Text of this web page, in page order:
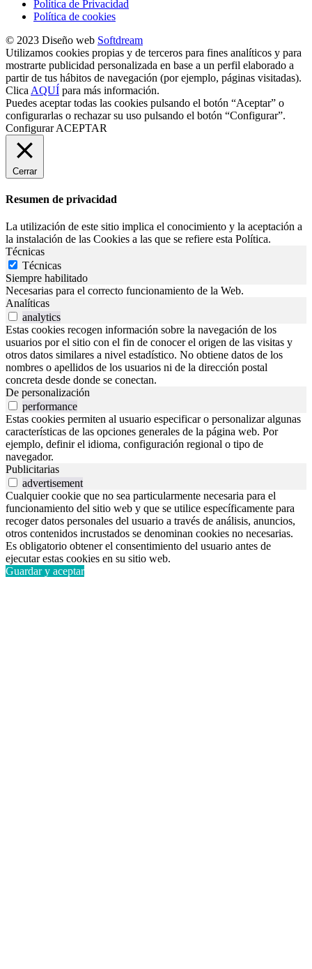
Política de Privacidad
Política de cookies
© 2023 Diseño web Softdream
Utilizamos cookies propias y de terceros para fines analíticos y para
mostrarte publicidad personalizada en base a un perfil elaborado a
partir de tus hábitos de navegación (por ejemplo, páginas visitadas).
Clica AQUÍ para más información.
Puedes aceptar todas las cookies pulsando el botón “Aceptar” o
configurarlas o rechazar su uso pulsando el botón “Configurar”.
Configurar ACEPTAR
Cerrar
Resumen de privacidad
La utilización de este sitio implica el conocimiento y la aceptación a
la instalación de las Cookies a las que se refiere esta Política.
Técnicas
Técnicas
Siempre habilitado
Necesarias para el correcto funcionamiento de la Web.
Analíticas
analytics
Estas cookies recogen información sobre la navegación de los
usuarios por el sitio con el fin de conocer el origen de las visitas y
otros datos similares a nivel estadístico. No obtiene datos de los
nombres o apellidos de los usuarios ni de la dirección postal
concreta desde donde se conectan.
De personalización
performance
Estas cookies permiten al usuario especificar o personalizar algunas
características de las opciones generales de la página web. Por
ejemplo, definir el idioma, configuración regional o tipo de
navegador.
Publicitarias
advertisement
Cualquier cookie que no sea particularmente necesaria para el
funcionamiento del sitio web y que se utilice específicamente para
recoger datos personales del usuario a través de análisis, anuncios,
otros contenidos incrustados se denominan cookies no necesarias.
Es obligatorio obtener el consentimiento del usuario antes de
ejecutar estas cookies en su sitio web.
Guardar y aceptar